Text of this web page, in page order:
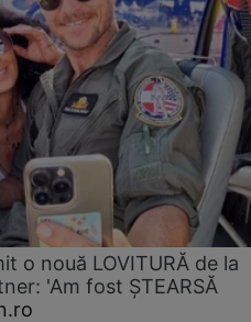
o nouă LOVITURĂ de la
'Am fost ȘTEARSĂ